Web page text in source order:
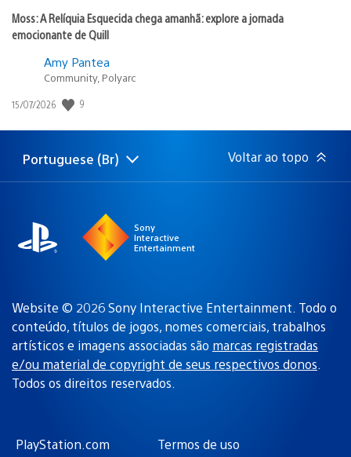
Moss: A Relíquia Esquecida chega amanhã: explore a jornada
emocionante de Quill
Amy Pantea
Community, Polyarc
Data
publicação:
15/07/2026 9
Selecione
uma
Região
atual:
Portuguese (Br) Voltar ao topo
Sony
Interactive
Entertainment
Website © 2026 Sony Interactive Entertainment. Todo o
conteúdo, títulos de jogos, nomes comerciais, trabalhos
artísticos e imagens associadas são marcas registradas
e/ou material de copyright de seus respectivos donos.
Todos os direitos reservados.
PlayStation.com Termos de uso